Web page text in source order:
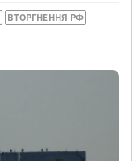
ВТОРГНЕННЯ РФ